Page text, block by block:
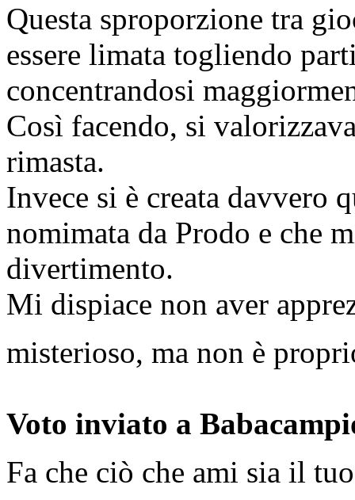
Questa sproporzione tra
essere limata togliendo
concentrandosi
Così facendo, si
rimasta.
Invece si è creata davvero
nomimata da Prodo e che
divertimento.
Mi dispiace non aver
misterioso, ma non è
Voto inviato a
Fa che ciò che ami sia il